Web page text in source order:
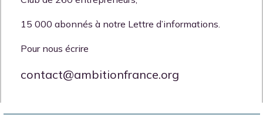
15 000 abonnés à notre Lettre d’informations.
Pour nous écrire
contact@ambitionfrance.org